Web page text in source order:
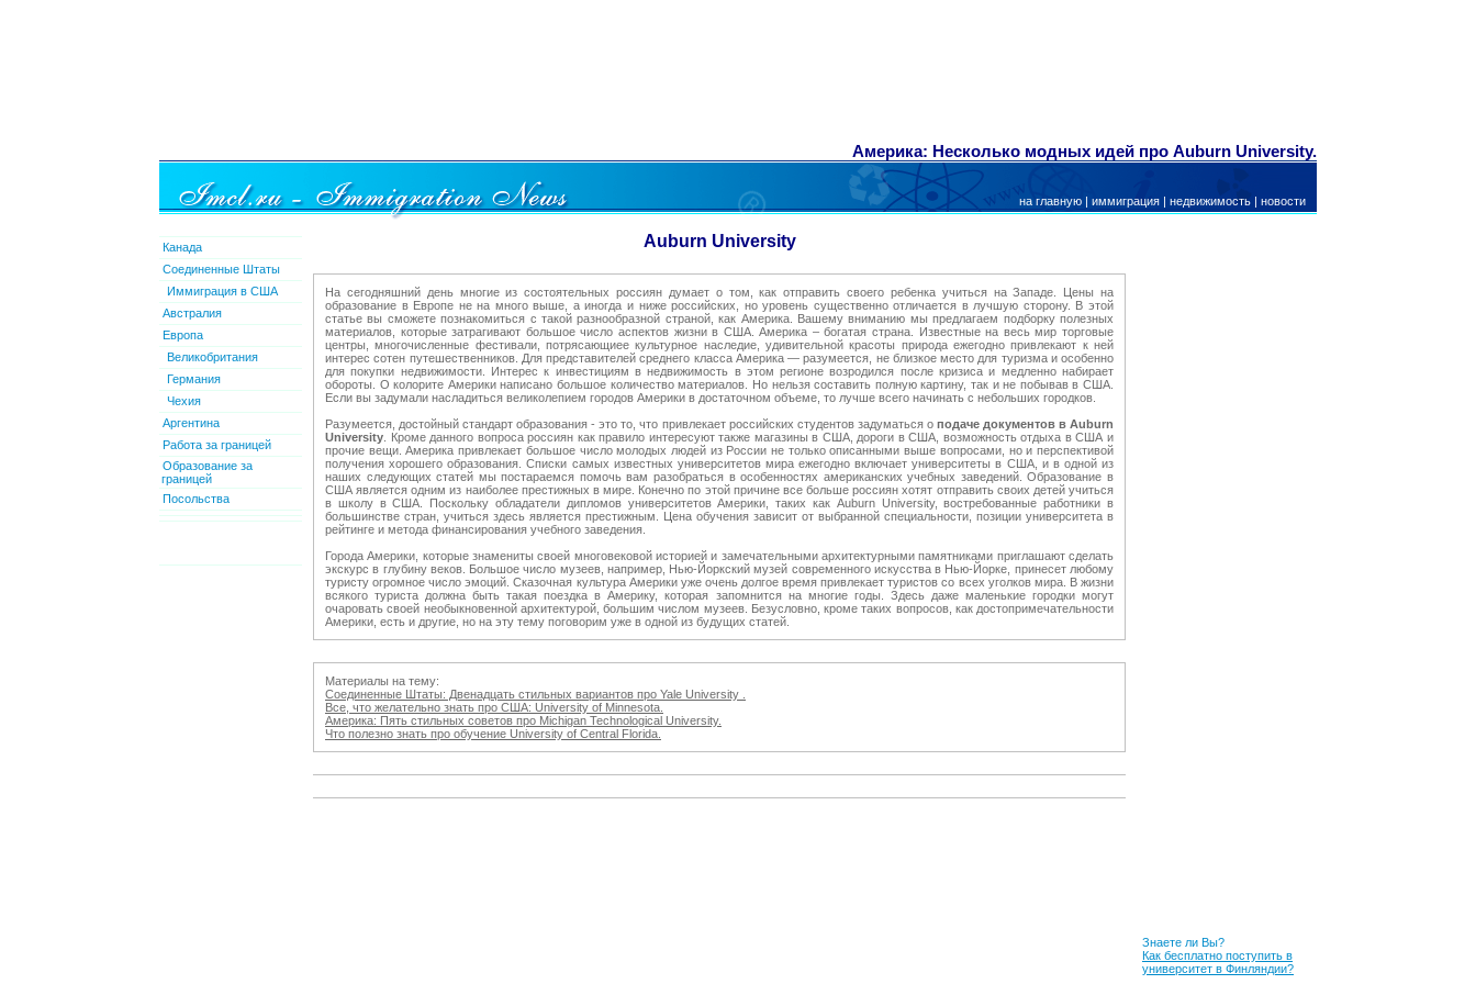
Америка: Несколько модных идей про Auburn University.
на главную | иммиграция | недвижимость | новости
Канада
Соединенные Штаты
Иммиграция в США
Австралия
Европа
Великобритания
Германия
Чехия
Аргентина
Работа за границей
Образование за
границей
Посольства
Auburn University
На сегодняшний день многие из состоятельных россиян думает о том, как отправить своего ребенка учиться на Западе. Цены на
образование в Европе не на много выше, а иногда и ниже российских, но уровень существенно отличается в лучшую сторону. В этой
статье вы сможете познакомиться с такой разнообразной страной, как Америка. Вашему вниманию мы предлагаем подборку полезных
материалов, которые затрагивают большое число аспектов жизни в США. Америка – богатая страна. Известные на весь мир торговые
центры, многочисленные фестивали, потрясающиее культурное наследие, удивительной красоты природа ежегодно привлекают к ней
интерес сотен путешественников. Для представителей среднего класса Америка — разумеется, не близкое место для туризма и особенно
для покупки недвижимости. Интерес к инвестициям в недвижимость в этом регионе возродился после кризиса и медленно набирает
обороты. О колорите Америки написано большое количество материалов. Но нельзя составить полную картину, так и не побывав в США.
Если вы задумали насладиться великолепием городов Америки в достаточном объеме, то лучше всего начинать с небольших городков.
Разумеется, достойный стандарт образования - это то, что привлекает российских студентов задуматься о подаче документов в Auburn
University . Кроме данного вопроса россиян как правило интересуют также магазины в США, дороги в США, возможность отдыха в США и
прочие вещи. Америка привлекает большое число молодых людей из России не только описанными выше вопросами, но и перспективой
получения хорошего образования. Списки самых известных университетов мира ежегодно включает университеты в США, и в одной из
наших следующих статей мы постараемся помочь вам разобраться в особенностях американских учебных заведений. Образование в
США является одним из наиболее престижных в мире. Конечно по этой причине все больше россиян хотят отправить своих детей учиться
в школу в США. Поскольку обладатели дипломов университетов Америки, таких как Auburn University, востребованные работники в
большинстве стран, учиться здесь является престижным. Цена обучения зависит от выбранной специальности, позиции университета в
рейтинге и метода финансирования учебного заведения.
Города Америки, которые знамениты своей многовековой историей и замечательными архитектурными памятниками приглашают сделать
экскурс в глубину веков. Большое число музеев, например, Нью-Йоркский музей современного искусства в Нью-Йорке, принесет любому
туристу огромное число эмоций. Сказочная культура Америки уже очень долгое время привлекает туристов со всех уголков мира. В жизни
всякого туриста должна быть такая поездка в Америку, которая запомнится на многие годы. Здесь даже маленькие городки могут
очаровать своей необыкновенной архитектурой, большим числом музеев. Безусловно, кроме таких вопросов, как достопримечательности
Америки, есть и другие, но на эту тему поговорим уже в одной из будущих статей.
Материалы на тему:
Соединенные Штаты: Двенадцать стильных вариантов про Yale University .
Все, что желательно знать про США: University of Minnesota.
Америка: Пять стильных советов про Michigan Technological University.
Что полезно знать про обучение University of Central Florida.
Знаете ли Вы?
Как бесплатно поступить в
университет в Финляндии?